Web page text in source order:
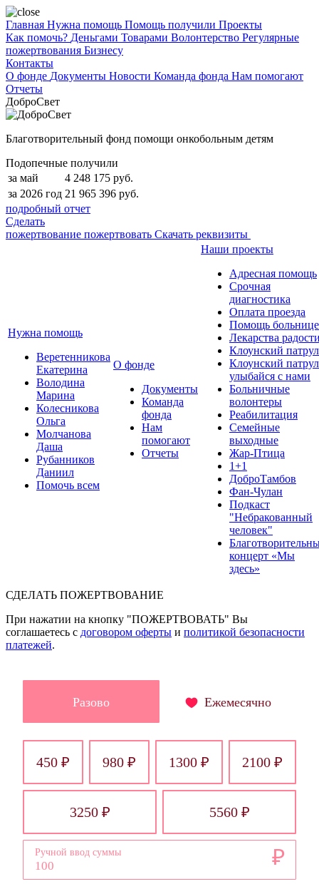
Главная Нужна помощь Помощь получили Проекты
Как помочь? Деньгами Товарами Волонтерство Регулярные
пожертвования Бизнесу
Контакты
О фонде Документы Новости Команда фонда Нам помогают
Отчеты
ДоброСвет
Благотворительный фонд помощи онкобольным детям
Подопечные получили
за май
4 248 175 руб.
за 2026 год 21 965 396 руб.
подробный отчет
Сделать
пожертвование пожертвовать Скачать реквизиты
Нужна помощь
Веретенникова
Екатерина
Володина
Марина
Колесникова
Ольга
Молчанова
Даша
Рубанников
Даниил
Помочь всем
О фонде
Документы
Команда
фонда
Нам
помогают
Отчеты
Наши проекты
Адресная помощь
Срочная
диагностика
Оплата проезда
Помощь больнице
Лекарства
Клоунский
Клоунский
улыбайся с нами
Больничные
волонтеры
Реабилитация
Семейные
выходные
Жар-Птица
1+1
ДоброТамбов
Фан-Чулан
Подкаст
"Небракованный
человек"
концерт «Мы
здесь»
СДЕЛАТЬ ПОЖЕРТВОВАНИЕ
При нажатии на кнопку "ПОЖЕРТВОВАТЬ" Вы
соглашаетесь с договором оферты и политикой безопасности
платежей.
Разово Ежемесячно
450 ₽ 980 ₽ 1300 ₽ 2100 ₽
3250 ₽ 5560 ₽
Ручной ввод суммы ₽